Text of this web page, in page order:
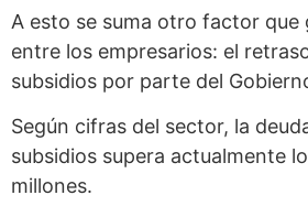
A esto se suma otro factor que
entre los empresarios: el
subsidios por parte del
Según cifras del sector, la
subsidios supera actualmente
millones.